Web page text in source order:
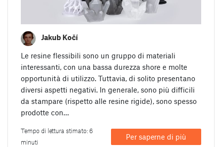
Jakub Kočí
Le resine flessibili sono un gruppo di materiali
interessanti, con una bassa durezza shore e molte
opportunità di utilizzo. Tuttavia, di solito presentano
diversi aspetti negativi. In generale, sono più difficili
da stampare (rispetto alle resine rigide), sono spesso
prodotte con…
Tempo di lettura stimato: 6
minuti
Per saperne di più